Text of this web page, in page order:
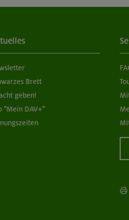
Boulderzentrum Süd
Boulderzentrum Nord
Boulderzentrum Nord
Boulderzentrum Nord
Brett
geben!
"Mein DAV+"